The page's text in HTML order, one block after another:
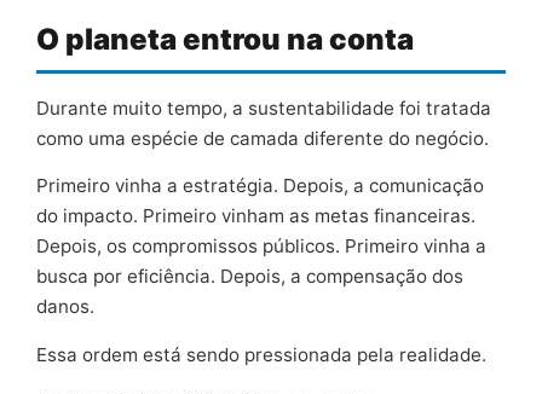
O planeta entrou na conta
Durante muito tempo, a sustentabilidade foi tratada
como uma espécie de camada diferente do negócio.
Primeiro vinha a estratégia. Depois, a comunicação
do impacto. Primeiro vinham as metas financeiras.
Depois, os compromissos públicos. Primeiro vinha a
busca por eficiência. Depois, a compensação dos
danos.
Essa ordem está sendo pressionada pela realidade.